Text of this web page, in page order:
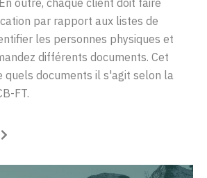
outre, chaque client doit faire
par rapport aux listes de
les personnes physiques et
différents documents. Cet
quels documents il s'agit selon la
FT.